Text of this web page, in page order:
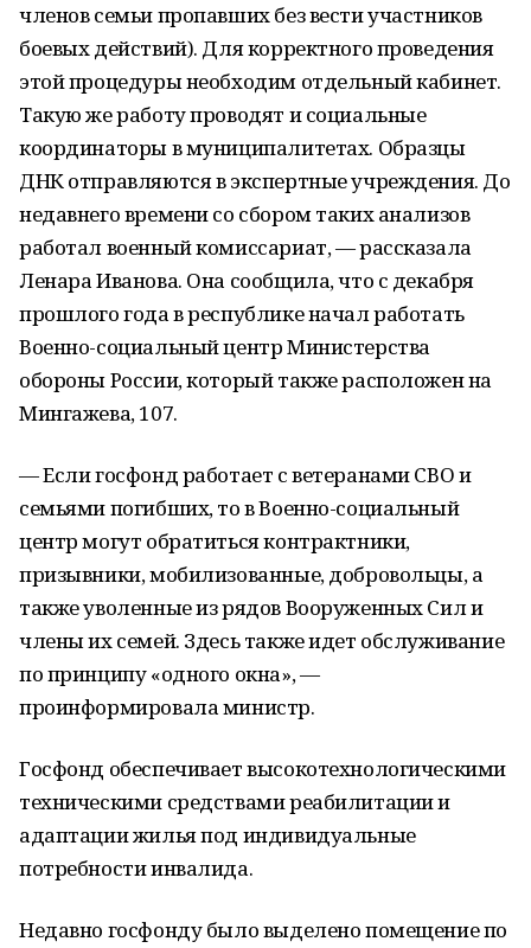
членов семьи пропавших без вести участников
боевых действий). Для корректного проведения
этой процедуры необходим отдельный кабинет.
Такую же работу проводят и социальные
координаторы в муниципалитетах. Образцы
ДНК отправляются в экспертные учреждения. До
недавнего времени со сбором таких анализов
работал военный комиссариат, — рассказала
Ленара Иванова. Она сообщила, что с декабря
прошлого года в республике начал работать
Военно-социальный центр Министерства
обороны России, который также расположен на
Мингажева, 107.
— Если госфонд работает с ветеранами СВО и
семьями погибших, то в Военно-социальный
центр могут обратиться контрактники,
призывники, мобилизованные, добровольцы, а
также уволенные из рядов Вооруженных Сил и
члены их семей. Здесь также идет обслуживание
по принципу «одного окна», —
проинформировала министр.
Госфонд обеспечивает высокотехнологическими
техническими средствами реабилитации и
адаптации жилья под индивидуальные
потребности инвалида.
Недавно госфонду было выделено помещение по